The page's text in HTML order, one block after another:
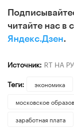
читайте нас в
Яндекс.Дзен.
Источник: RT НА
Теги:
экономика
московское
заработная плата